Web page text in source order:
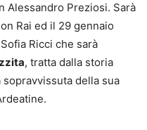
Alessandro Preziosi. Sarà
Rai ed il 29 gennaio
Ricci che sarà
, tratta dalla storia
della sua